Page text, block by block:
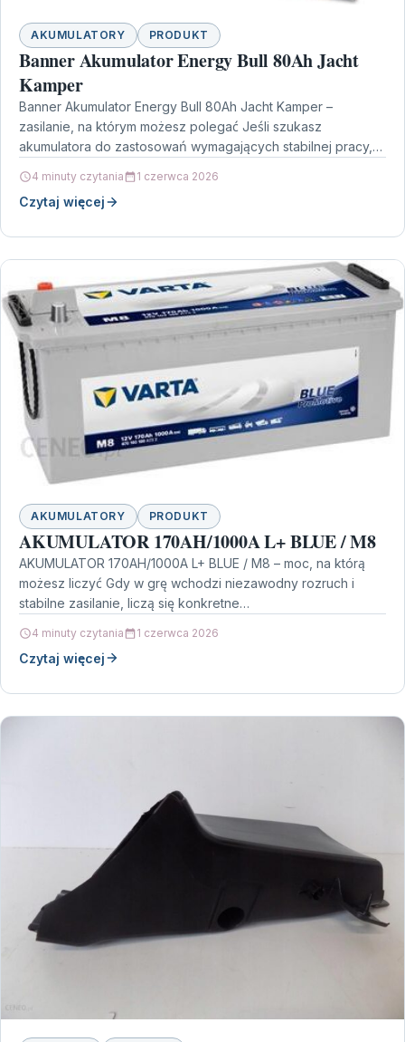
AKUMULATORY PRODUKT
Banner Akumulator Energy Bull 80Ah Jacht
Kamper
Banner Akumulator Energy Bull 80Ah Jacht Kamper –
zasilanie, na którym możesz polegać Jeśli szukasz
akumulatora do zastosowań wymagających stabilnej pracy,
4 minuty czytania 1 czerwca 2026
Czytaj więcej
AKUMULATORY PRODUKT
AKUMULATOR 170AH/1000A L+ BLUE / M8
AKUMULATOR 170AH/1000A L+ BLUE / M8 – moc, na którą
możesz liczyć Gdy w grę wchodzi niezawodny rozruch i
stabilne zasilanie, liczą się konkretne…
4 minuty czytania 1 czerwca 2026
Czytaj więcej